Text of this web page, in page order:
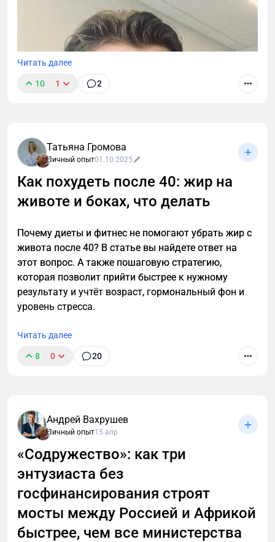
Читать далее
10 1 2
Татьяна Громова
Личный опыт01.10.2025
Как похудеть после 40: жир на
животе и боках, что делать
Почему диеты и фитнес не помогают убрать жир с
живота после 40? В статье вы найдете ответ на
этот вопрос. А также пошаговую стратегию,
которая позволит прийти быстрее к нужному
результату и учтёт возраст, гормональный фон и
уровень стресса.
Читать далее
8 0 20
Андрей Вахрушев
Личный опыт15 апр
«Содружество»: как три
энтузиаста без
госфинансирования строят
мосты между Россией и Африкой
быстрее, чем все министерства